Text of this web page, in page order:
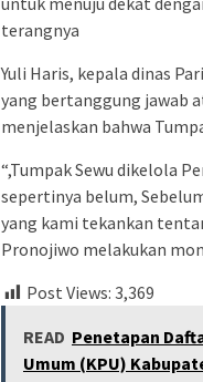
terangnya
Yuli Haris, kepala dinas
yang bertanggung jawab
menjelaskan bahwa
“,Tumpak Sewu dikelola
sepertinya belum,
yang kami tekankan
Pronojiwo melakukan
Post Views: 3,369
READ Penetapan
Umum (KPU)